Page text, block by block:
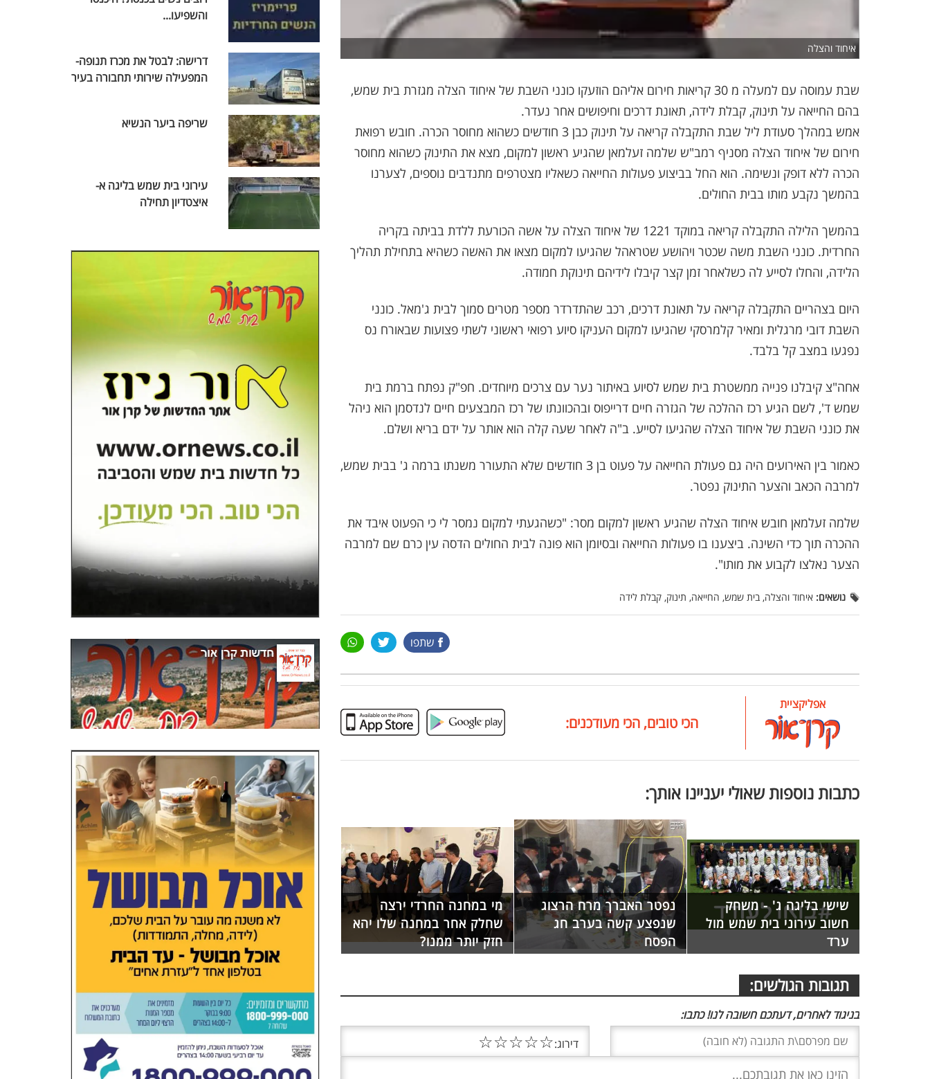
איחוד והצלה
שבת עמוסה עם למעלה מ 30 קריאות חירום אליהם הוזעקו כונני השבת של איחוד הצלה מגזרת בית שמש,
בהם החייאה על תינוק, קבלת לידה, תאונת דרכים וחיפושים אחר נעדר.
אמש במהלך סעודת ליל שבת התקבלה קריאה על תינוק כבן 3 חודשים כשהוא מחוסר הכרה. חובש רפואת
חירום של איחוד הצלה מסניף רמב"ש שלמה זעלמאן שהגיע ראשון למקום, מצא את התינוק כשהוא מחוסר
הכרה ללא דופק ונשימה. הוא החל בביצוע פעולות החייאה כשאליו מצטרפים מתנדבים נוספים, לצערנו
בהמשך נקבע מותו בבית החולים.
בהמשך הלילה התקבלה קריאה במוקד 1221 של איחוד הצלה על אשה הכורעת ללדת בביתה בקריה
החרדית. כונני השבת משה שכטר ויהושע שטראהל שהגיעו למקום מצאו את האשה כשהיא בתחילת תהליך
הלידה, והחלו לסייע לה כשלאחר זמן קצר קיבלו לידיהם תינוקת חמודה.
היום בצהריים התקבלה קריאה על תאונת דרכים, רכב שהתדרדר מספר מטרים סמוך לבית ג'מאל. כונני
השבת דובי מרגלית ומאיר קלמרסקי שהגיעו למקום העניקו סיוע רפואי ראשוני לשתי פצועות שבאורח נס
נפגעו במצב קל בלבד.
אחה"צ קיבלנו פנייה ממשטרת בית שמש לסיוע באיתור נער עם צרכים מיוחדים. חפ"ק נפתח ברמת בית
שמש ד', לשם הגיע רכז ההלכה של הגזרה חיים דרייפוס ובהכוונתו של רכז המבצעים חיים לנדסמן הוא ניהל
את כונני השבת של איחוד הצלה שהגיעו לסייע. ב"ה לאחר שעה קלה הוא אותר על ידם בריא ושלם.
כאמור בין האירועים היה גם פעולת החייאה על פעוט בן 3 חודשים שלא התעורר משנתו ברמה ג' בבית שמש,
למרבה הכאב והצער התינוק נפטר.
שלמה זעלמאן חובש איחוד הצלה שהגיע ראשון למקום מסר: "כשהגעתי למקום נמסר לי כי הפעוט איבד את
ההכרה תוך כדי השינה. ביצענו בו פעולות החייאה ובסיומן הוא פונה לבית החולים הדסה עין כרם שם למרבה
הצער נאלצו לקבוע את מותו".
נושאים: איחוד והצלה, בית שמש, החייאה, תינוק, קבלת לידה
שתפו
אפליקציית
הכי טובים, הכי מעודכנים:
כתבות נוספות שאולי יעניינו אותך:
שישי בליגה ג' - משחק
חשוב עירוני בית שמש מול
ערד
נפטר האברך מרח הרצוג
שנפצע קשה בערב חג
הפסח
מי במחנה החרדי ירצה
שחלק אחר במחנה שלו יהא
חזק יותר ממנו?
תגובות הגולשים:
בניגוד לאחרים, דעתכם חשובה לנו! כתבו:
דירוג:☆
☆
☆
☆
☆
והשפיעו...
דרישה: לבטל את מכרז תנופה-
המפעילה שירותי תחבורה בעיר
שריפה ביער הנשיא
עירוני בית שמש בליגה א-
איצטדיון תחילה